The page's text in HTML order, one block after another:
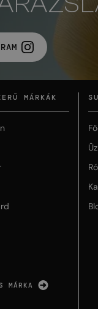
MÁRKÁK
MÁRKA